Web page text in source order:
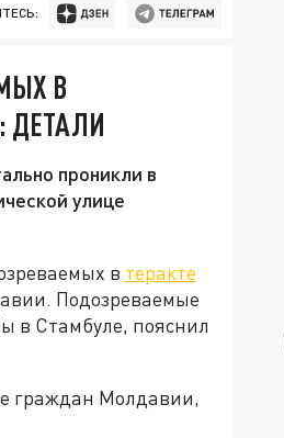
В
ДЕТАЛИ
проникли в
улице
в теракте
Подозреваемые
в Стамбуле, пояснил
граждан Молдавии,